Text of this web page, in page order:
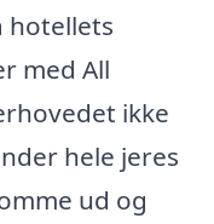
hotellets
med All
ikke
hele jeres
ud og